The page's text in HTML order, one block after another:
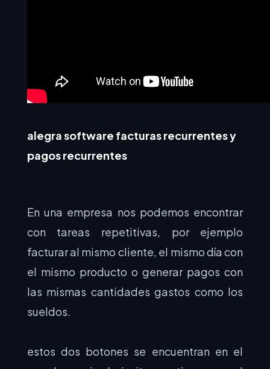
alegra software facturas recurrentes y
pagos recurrentes
En una empresa nos podemos encontrar
con tareas repetitivas, por ejemplo
facturar al mismo cliente, el mismo día con
el mismo producto o generar pagos con
las mismas cantidades gastos como los
sueldos.
estos dos botones se encuentran en el